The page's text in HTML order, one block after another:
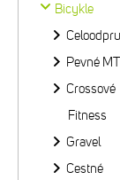
Bicykle
Pevné
Crossové
Fitness
Gravel
Cestné